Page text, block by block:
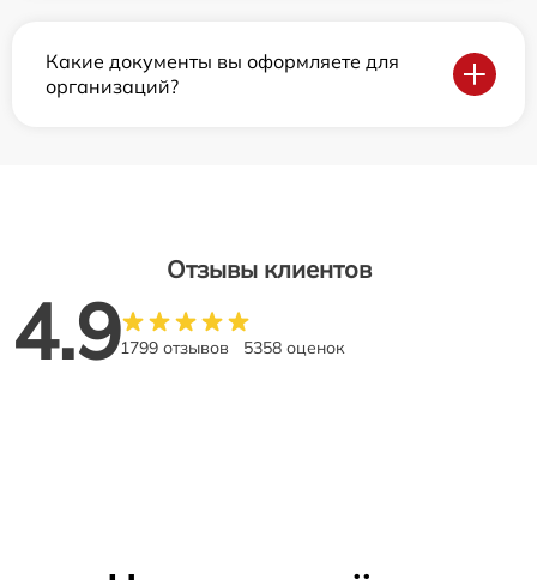
Какие документы вы оформляете для
организаций?
Отзывы клиентов
4.91799 отзывов 5358 оценок